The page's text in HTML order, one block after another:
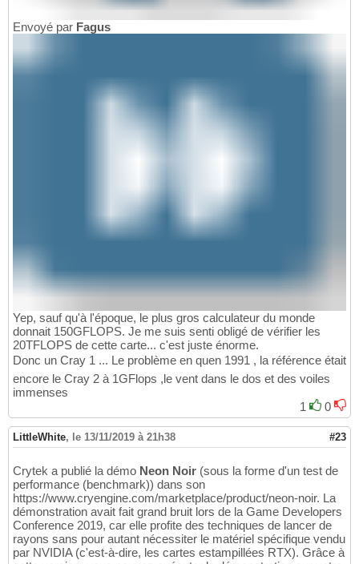
Envoyé par Fagus
Yep, sauf qu'à l'époque, le plus gros calculateur du monde
donnait 150GFLOPS. Je me suis senti obligé de vérifier les
20TFLOPS de cette carte... c'est juste énorme.
Donc un Cray 1 ... Le problème en quen 1991 , la référence était
encore le Cray 2 à 1GFlops ,le vent dans le dos et des voiles
immenses
1
0
LittleWhite, le 13/11/2019 à 21h38 #23
Crytek a publié la démo Neon Noir (sous la forme d'un test de
performance (benchmark)) dans son
https://www.cryengine.com/marketplace/product/neon-noir. La
démonstration avait fait grand bruit lors de la Game Developers
Conference 2019, car elle profite des techniques de lancer de
rayons sans pour autant nécessiter le matériel spécifique vendu
par NVIDIA (c'est-à-dire, les cartes estampillées RTX). Grâce à